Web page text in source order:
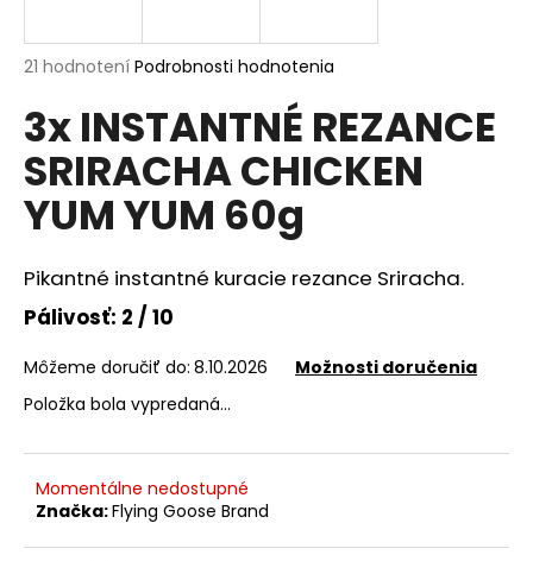
Priemerné
produktu
je
4,7
z
5
hviezdičiek.
21 hodnotení Podrobnosti hodnotenia
3x INSTANTNÉ REZANCE
SRIRACHA CHICKEN
YUM YUM 60g
Pikantné instantné kuracie rezance Sriracha.
Pálivosť: 2 / 10
Môžeme doručiť do: 8.10.2026
Možnosti doručenia
Položka bola vypredaná…
Momentálne nedostupné
Značka:Flying Goose Brand
j
ť
?
HĽADAŤ
O
d
o
ú